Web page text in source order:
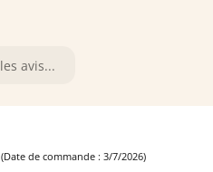
(Date de commande : 3/7/2026)